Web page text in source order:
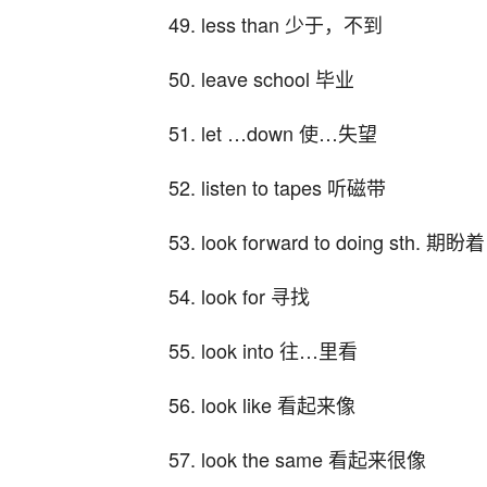
49. less than 少于，不到
50. leave school 毕业
51. let …down 使…失望
52. listen to tapes 听磁带
53. look forward to doing sth. 期盼着
54. look for 寻找
55. look into 往…里看
56. look like 看起来像
57. look the same 看起来很像